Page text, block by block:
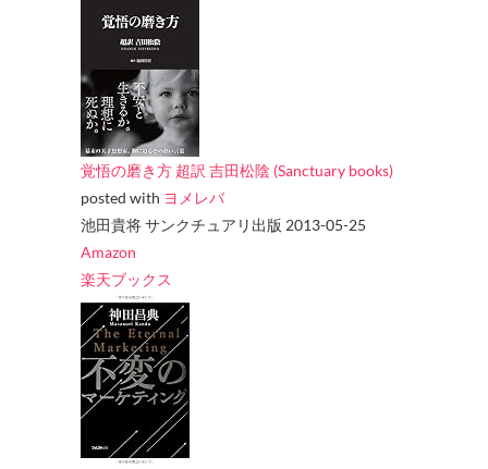
覚悟の磨き方 超訳 吉田松陰 (Sanctuary books)
posted with ヨメレバ
池田貴将 サンクチュアリ出版 2013-05-25
Amazon
楽天ブックス